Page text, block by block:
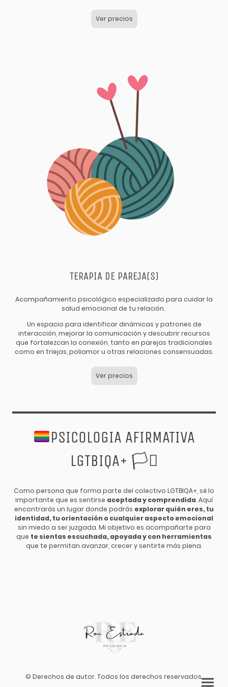
Ver precios
TERAPIA DE PAREJA(S)
Acompañamiento psicológico especializado para cuidar la
salud emocional de tu relación.
Un espacio para identificar dinámicas y patrones de
interacción, mejorar la comunicación y descubrir recursos
que fortalezcan la conexión, tanto en parejas tradicionales
como en triejas, poliamor u otras relaciones consensuadas.
Ver precios
PSICOLOGIA AFIRMATIVA
LGTBIQA+ 🏳️‍⚧️
Como persona que forma parte del colectivo LGTBIQA+, sé lo
importante que es sentirse aceptada y comprendida. Aquí
encontrarás un lugar donde podrás explorar quién eres, tu
identidad, tu orientación o cualquier aspecto emocional
sin miedo a ser juzgada. Mi objetivo es acompañarte para
que te sientas escuchada, apoyada y con herramientas
que te permitan avanzar, crecer y sentirte más plena.
© Derechos de autor. Todos los derechos reservados.